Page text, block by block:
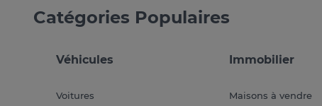
Catégories Populaires
Véhicules
Voitures
Immobilier
Maisons à vendre